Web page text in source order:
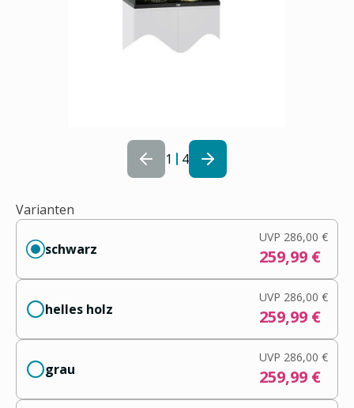
1 4
Varianten
schwarz
UVP 286,00 €
259,99 €
helles holz
UVP 286,00 €
259,99 €
grau
UVP 286,00 €
259,99 €